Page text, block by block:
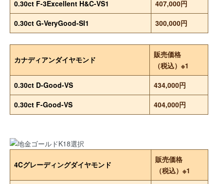
0.30ct F-3Excellent H&C-VS1
407,000円
0.30ct G-VeryGood-SI1
300,000円
カナディアンダイヤモンド
販売価格
（税込）※1
0.30ct D-Good-VS
434,000円
0.30ct F-Good-VS
404,000円
4Cグレーディングダイヤモンド
販売価格
（税込）※1